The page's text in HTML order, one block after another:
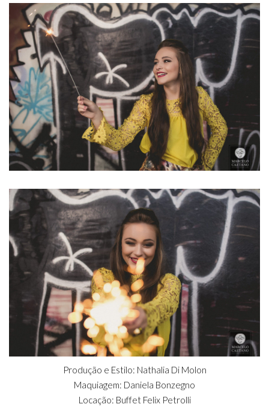
Produção e Estilo: Nathalia Di Molon
Maquiagem: Daniela Bonzegno
Locação: Buffet Felix Petrolli